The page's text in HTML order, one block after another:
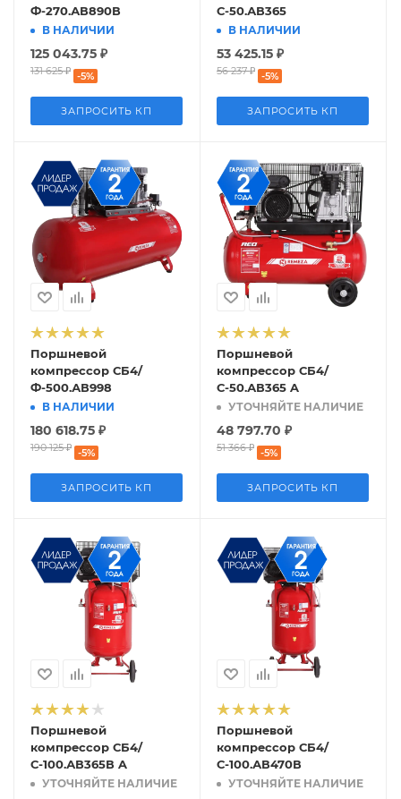
Ф-270.АВ890В
В НАЛИЧИИ
125 043.75 ₽
131 625₽ -5%
ЗАПРОСИТЬ КП
С-50.АВ365
В НАЛИЧИИ
53 425.15 ₽
56 237₽ -5%
ЗАПРОСИТЬ КП
Поршневой
компрессор СБ4/
Ф-500.АВ998
В НАЛИЧИИ
180 618.75 ₽
190 125₽ -5%
ЗАПРОСИТЬ КП
Поршневой
компрессор СБ4/
С-50.АВ365 A
УТОЧНЯЙТЕ НАЛИЧИЕ
48 797.70 ₽
51 366₽ -5%
ЗАПРОСИТЬ КП
Поршневой
компрессор СБ4/
С-100.АВ365В A
УТОЧНЯЙТЕ НАЛИЧИЕ
Поршневой
компрессор СБ4/
С-100.АВ470В
УТОЧНЯЙТЕ НАЛИЧИЕ